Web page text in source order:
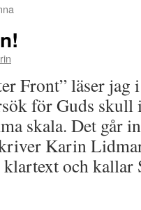
Front” läser jag
för Guds skull
skala. Det går
Karin
och